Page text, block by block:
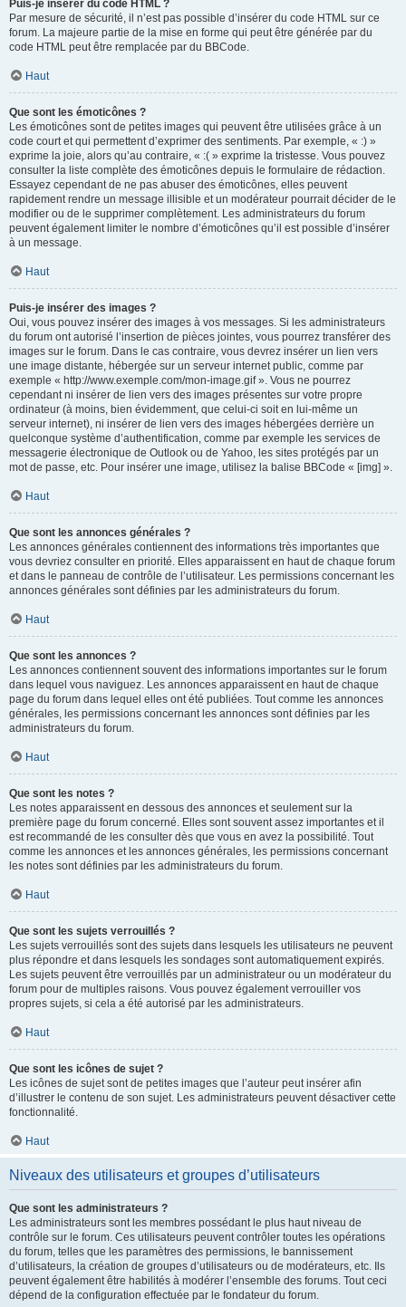
Puis-je insérer du code HTML ?
Par mesure de sécurité, il n’est pas possible d’insérer du code HTML sur ce
forum. La majeure partie de la mise en forme qui peut être générée par du
code HTML peut être remplacée par du BBCode.
Haut
Que sont les émoticônes ?
Les émoticônes sont de petites images qui peuvent être utilisées grâce à un
code court et qui permettent d’exprimer des sentiments. Par exemple, « :) »
exprime la joie, alors qu’au contraire, « :( » exprime la tristesse. Vous pouvez
consulter la liste complète des émoticônes depuis le formulaire de rédaction.
Essayez cependant de ne pas abuser des émoticônes, elles peuvent
rapidement rendre un message illisible et un modérateur pourrait décider de le
modifier ou de le supprimer complètement. Les administrateurs du forum
peuvent également limiter le nombre d’émoticônes qu’il est possible d’insérer
à un message.
Haut
Puis-je insérer des images ?
Oui, vous pouvez insérer des images à vos messages. Si les administrateurs
du forum ont autorisé l’insertion de pièces jointes, vous pourrez transférer des
images sur le forum. Dans le cas contraire, vous devrez insérer un lien vers
une image distante, hébergée sur un serveur internet public, comme par
exemple « http://www.exemple.com/mon-image.gif ». Vous ne pourrez
cependant ni insérer de lien vers des images présentes sur votre propre
ordinateur (à moins, bien évidemment, que celui-ci soit en lui-même un
serveur internet), ni insérer de lien vers des images hébergées derrière un
quelconque système d’authentification, comme par exemple les services de
messagerie électronique de Outlook ou de Yahoo, les sites protégés par un
mot de passe, etc. Pour insérer une image, utilisez la balise BBCode « [img] ».
Haut
Que sont les annonces générales ?
Les annonces générales contiennent des informations très importantes que
vous devriez consulter en priorité. Elles apparaissent en haut de chaque forum
et dans le panneau de contrôle de l’utilisateur. Les permissions concernant les
annonces générales sont définies par les administrateurs du forum.
Haut
Que sont les annonces ?
Les annonces contiennent souvent des informations importantes sur le forum
dans lequel vous naviguez. Les annonces apparaissent en haut de chaque
page du forum dans lequel elles ont été publiées. Tout comme les annonces
générales, les permissions concernant les annonces sont définies par les
administrateurs du forum.
Haut
Que sont les notes ?
Les notes apparaissent en dessous des annonces et seulement sur la
première page du forum concerné. Elles sont souvent assez importantes et il
est recommandé de les consulter dès que vous en avez la possibilité. Tout
comme les annonces et les annonces générales, les permissions concernant
les notes sont définies par les administrateurs du forum.
Haut
Que sont les sujets verrouillés ?
Les sujets verrouillés sont des sujets dans lesquels les utilisateurs ne peuvent
plus répondre et dans lesquels les sondages sont automatiquement expirés.
Les sujets peuvent être verrouillés par un administrateur ou un modérateur du
forum pour de multiples raisons. Vous pouvez également verrouiller vos
propres sujets, si cela a été autorisé par les administrateurs.
Haut
Que sont les icônes de sujet ?
Les icônes de sujet sont de petites images que l’auteur peut insérer afin
d’illustrer le contenu de son sujet. Les administrateurs peuvent désactiver cette
fonctionnalité.
Haut
Niveaux des utilisateurs et groupes d’utilisateurs
Que sont les administrateurs ?
Les administrateurs sont les membres possédant le plus haut niveau de
contrôle sur le forum. Ces utilisateurs peuvent contrôler toutes les opérations
du forum, telles que les paramètres des permissions, le bannissement
d’utilisateurs, la création de groupes d’utilisateurs ou de modérateurs, etc. Ils
peuvent également être habilités à modérer l’ensemble des forums. Tout ceci
dépend de la configuration effectuée par le fondateur du forum.